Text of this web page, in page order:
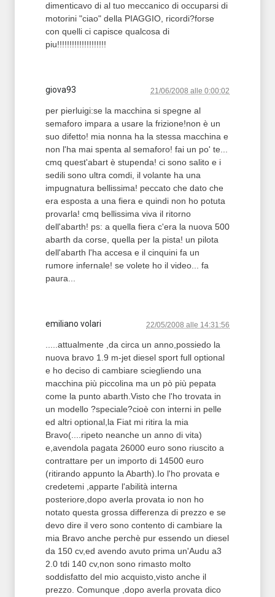
dimenticavo di al tuo meccanico di occuparsi di
motorini "ciao" della PIAGGIO, ricordi?forse
con quelli ci capisce qualcosa di
piu!!!!!!!!!!!!!!!!!!!!
giova93 21/06/2008 alle 0:00:02
per pierluigi:se la macchina si spegne al
semaforo impara a usare la frizione!non è un
suo difetto! mia nonna ha la stessa macchina e
non l'ha mai spenta al semaforo! fai un po' te...
cmq quest'abart è stupenda! ci sono salito e i
sedili sono ultra comdi, il volante ha una
impugnatura bellissima! peccato che dato che
era esposta a una fiera e quindi non ho potuta
provarla! cmq bellissima viva il ritorno
dell'abarth! ps: a quella fiera c'era la nuova 500
abarth da corse, quella per la pista! un pilota
dell'abarth l'ha accesa e il cinquini fa un
rumore infernale! se volete ho il video... fa
paura...
emiliano volari 22/05/2008 alle 14:31:56
.....attualmente ,da circa un anno,possiedo la
nuova bravo 1.9 m-jet diesel sport full optional
e ho deciso di cambiare sciegliendo una
macchina più piccolina ma un pò più pepata
come la punto abarth.Visto che l'ho trovata in
un modello ?speciale?cioè con interni in pelle
ed altri optional,la Fiat mi ritira la mia
Bravo(....ripeto neanche un anno di vita)
e,avendola pagata 26000 euro sono riuscito a
contrattare per un importo di 14500 euro
(ritirando appunto la Abarth).Io l'ho provata e
credetemi ,apparte l'abilità interna
posteriore,dopo averla provata io non ho
notato questa grossa differenza di prezzo e se
devo dire il vero sono contento di cambiare la
mia Bravo anche perchè pur essendo un diesel
da 150 cv,ed avendo avuto prima un'Audu a3
2.0 tdi 140 cv,non sono rimasto molto
soddisfatto del mio acquisto,visto anche il
prezzo. Comunque ,dopo averla provata dico